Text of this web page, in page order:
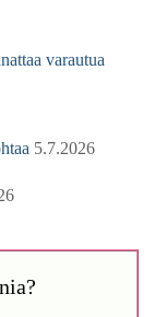
varautua
5.7.2026